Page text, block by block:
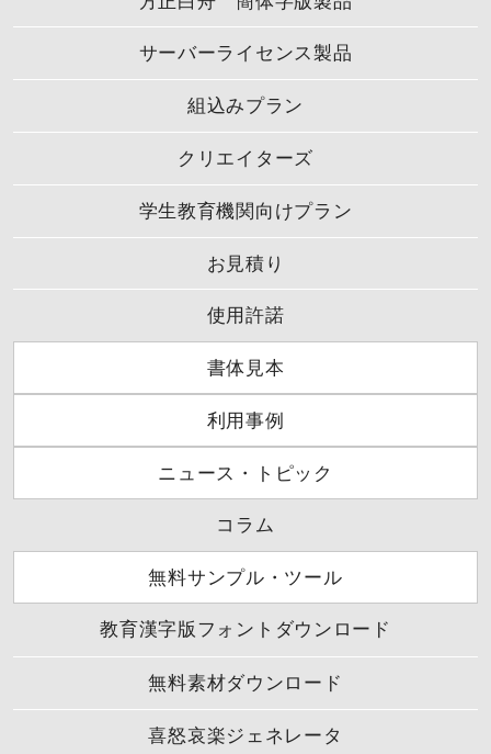
サーバーライセンス製品
組込みプラン
クリエイターズ
学生教育機関向けプラン
お見積り
使用許諾
書体見本
利用事例
ニュース・トピック
コラム
無料サンプル・ツール
教育漢字版フォントダウンロード
無料素材ダウンロード
喜怒哀楽ジェネレータ